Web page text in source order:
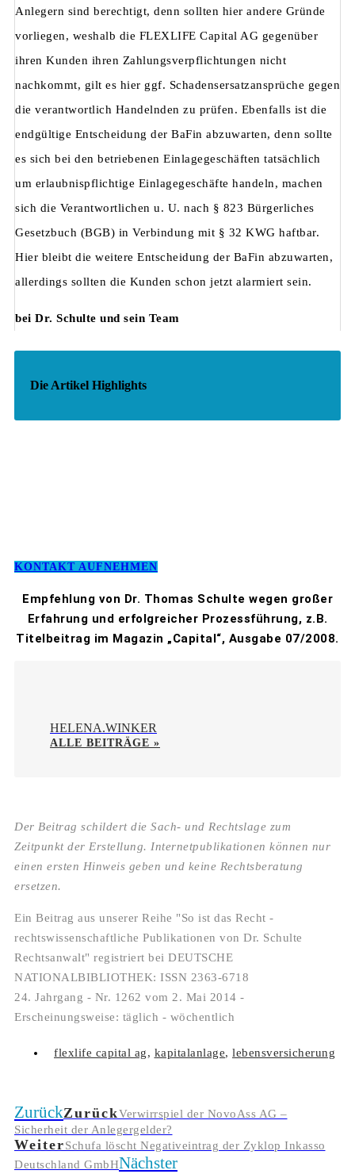
Anlegern sind berechtigt, denn sollten hier andere Gründe
vorliegen, weshalb die FLEXLIFE Capital AG gegenüber
ihren Kunden ihren Zahlungsverpflichtungen nicht
nachkommt, gilt es hier ggf. Schadensersatzansprüche gegen
die verantwortlich Handelnden zu prüfen. Ebenfalls ist die
endgültige Entscheidung der BaFin abzuwarten, denn sollte
es sich bei den betriebenen Einlagegeschäften tatsächlich
um erlaubnispflichtige Einlagegeschäfte handeln, machen
sich die Verantwortlichen u. U. nach § 823 Bürgerliches
Gesetzbuch (BGB) in Verbindung mit § 32 KWG haftbar.
Hier bleibt die weitere Entscheidung der BaFin abzuwarten,
allerdings sollten die Kunden schon jetzt alarmiert sein.
bei Dr. Schulte und sein Team
Die Artikel Highlights
KONTAKT AUFNEHMEN
Empfehlung von Dr. Thomas Schulte wegen großer
Erfahrung und erfolgreicher Prozessführung, z.B.
Titelbeitrag im Magazin „Capital“, Ausgabe 07/2008.
HELENA.WINKER
ALLE BEITRÄGE »
Der Beitrag schildert die Sach- und Rechtslage zum
Zeitpunkt der Erstellung. Internetpublikationen können nur
einen ersten Hinweis geben und keine Rechtsberatung
ersetzen.
Ein Beitrag aus unserer Reihe "So ist das Recht -
rechtswissenschaftliche Publikationen von Dr. Schulte
Rechtsanwalt" registriert bei DEUTSCHE
NATIONALBIBLIOTHEK: ISSN 2363-6718
24. Jahrgang - Nr. 1262 vom 2. Mai 2014 -
Erscheinungsweise: täglich - wöchentlich
flexlife capital ag, kapitalanlage, lebensversicherung
ZurückZurückVerwirrspiel der NovoAss AG –
Sicherheit der Anlegergelder?
WeiterSchufa löscht Negativeintrag der Zyklop Inkasso
Deutschland GmbHNächster